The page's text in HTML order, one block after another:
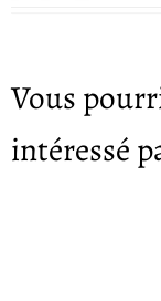
Vous
intéressé